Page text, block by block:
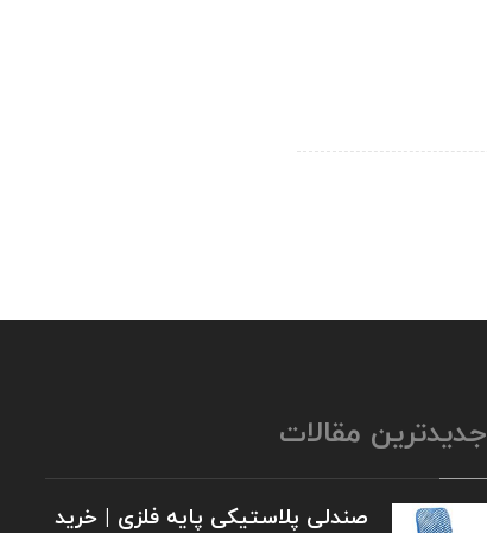
جدیدترین مقالات
صندلی پلاستیکی پایه فلزی | خرید